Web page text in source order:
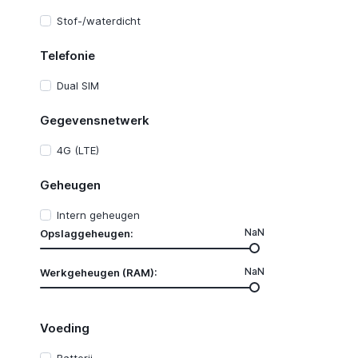
Stof-/waterdicht
Telefonie
Dual SIM
Gegevensnetwerk
4G (LTE)
Geheugen
Intern geheugen
Opslaggeheugen:
NaN
Werkgeheugen (RAM): NaN
Voeding